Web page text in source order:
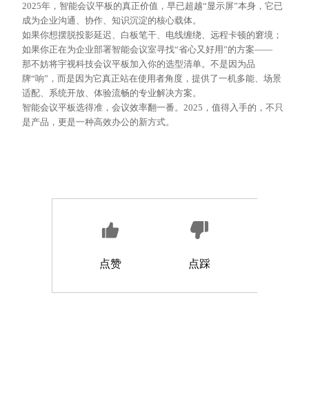
2025年，智能会议平板的真正价值，早已超越“显示屏”本身，它已
成为企业沟通、协作、知识沉淀的核心载体。
如果你想摆脱投影延迟、白板笔干、电线缠绕、远程卡顿的窘境；
如果你正在为企业部署智能会议室寻找“省心又好用”的方案——
那不妨将宇视科技会议平板加入你的选型清单。不是因为品
牌“响”，而是因为它真正站在使用者角度，提供了一机多能、场景
适配、系统开放、体验流畅的专业解决方案。
智能会议平板选得准，会议效率翻一番。2025，值得入手的，不只
是产品，更是一种高效办公的新方式。